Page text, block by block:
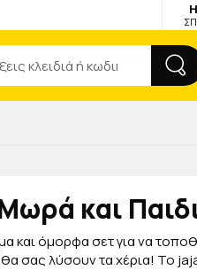
και
και όμορφα σετ για να
σας λύσουν τα χέρια! Το